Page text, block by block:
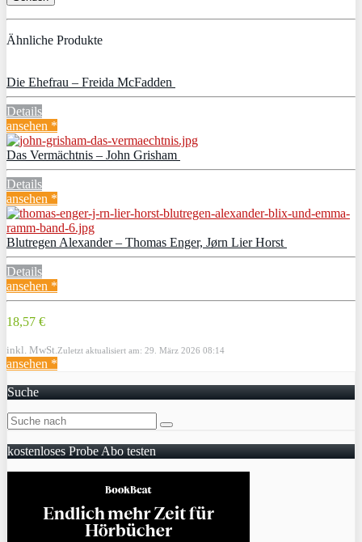
Ähnliche Produkte
Die Ehefrau – Freida McFadden
Details
ansehen *
Das Vermächtnis – John Grisham
Details
ansehen *
Blutregen Alexander – Thomas Enger, Jørn Lier Horst
Details
ansehen *
18,57 €
inkl. MwSt. Zuletzt aktualisiert am: 29. März 2026 08:14
ansehen *
Suche
kostenloses Probe Abo testen